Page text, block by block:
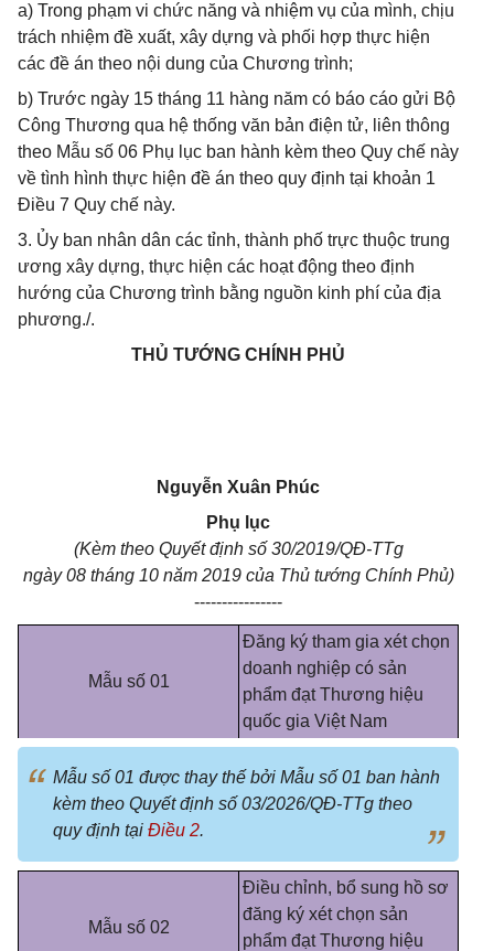
a) Trong phạm vi chức năng và nhiệm vụ của mình, chịu
trách nhiệm đề xuất, xây dựng và phối hợp thực hiện
các đề án theo nội dung của Chương trình;
b) Trước ngày 15 tháng 11 hàng năm có báo cáo gửi Bộ
Công Thương qua hệ thống văn bản điện tử, liên thông
theo Mẫu số 06 Phụ lục ban hành kèm theo Quy chế này
về tình hình thực hiện đề án theo quy định tại khoản 1
Điều 7 Quy chế này.
3. Ủy ban nhân dân các tỉnh, thành phố trực thuộc trung
ương xây dựng, thực hiện các hoạt động theo định
hướng của Chương trình bằng nguồn kinh phí của địa
phương./.
THỦ TƯỚNG CHÍNH PHỦ
Nguyễn Xuân Phúc
Phụ lục
(Kèm theo Quyết định số 30/2019/QĐ-TTg
ngày 08 tháng 10 năm 2019 của Thủ tướng Chính Phủ)
----------------
Mẫu số 01
Đăng ký tham gia xét chọn
doanh nghiệp có sản
phẩm đạt Thương hiệu
quốc gia Việt Nam
Mẫu số 01 được thay thế bởi Mẫu số 01 ban hành
kèm theo Quyết định số 03/2026/QĐ-TTg theo
quy định tại Điều 2.
Mẫu số 02
Điều chỉnh, bổ sung hồ sơ
đăng ký xét chọn sản
phẩm đạt Thương hiệu